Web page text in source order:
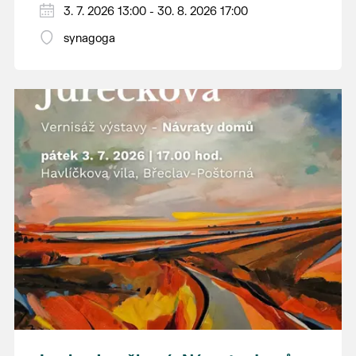
jižního Pomoraví. Jeho obrazy zachycují
místa, která možná dobře znáte z vlastních
3. 7. 2026 13:00 - 30. 8. 2026 17:00
synagoga